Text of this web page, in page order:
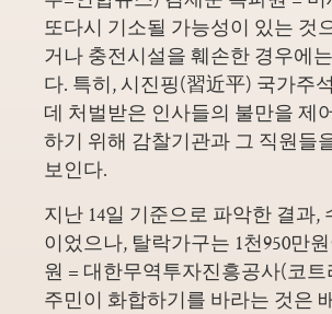
또다시 기소될 가능성이 있는 것
거나 충전시설을 훼손한 경우에
다. 특히, 시진핑(習近平) 국가주
데 처벌받은 인사들의 불만을 제
하기 위해 감찰기관과 그 직원들
보인다.
지난 14일 기준으로 파악한 결과,
이었으나, 탈락가구는 1천950만
원 = 대한무역투자진흥공사(코
주민이 화합하기를 바라는 것은